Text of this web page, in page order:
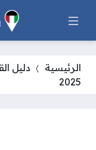
الرئيسية دليل
2025